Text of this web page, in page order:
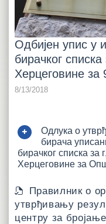
Одбијен упис у
бирачког
Херцеговине за
8/13/2018
Одлука о
бирача
бирачког списка
Херцеговине за
Правилник о
утврђивању
центру за